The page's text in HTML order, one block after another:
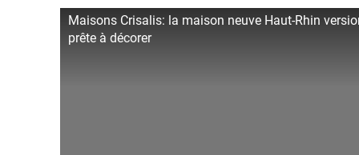
Maisons Crisalis: la maison neuve Haut-Rhin
prête à décorer